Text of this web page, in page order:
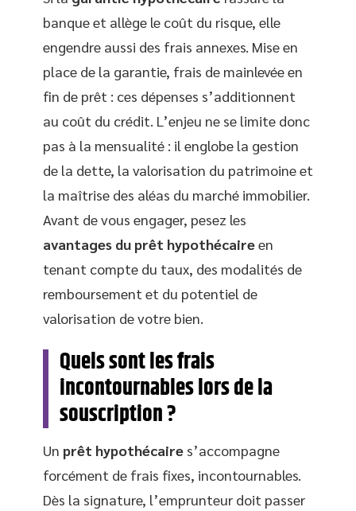
banque et allège le coût du risque, elle
engendre aussi des frais annexes. Mise en
place de la garantie, frais de mainlevée en
fin de prêt : ces dépenses s’additionnent
au coût du crédit. L’enjeu ne se limite donc
pas à la mensualité : il englobe la gestion
de la dette, la valorisation du patrimoine et
la maîtrise des aléas du marché immobilier.
Avant de vous engager, pesez les
avantages du prêt hypothécaireen
tenant compte du taux, des modalités de
remboursement et du potentiel de
valorisation de votre bien.
Quels sont les frais
incontournables lors de la
souscription ?
Un prêt hypothécaire s’accompagne
forcément de frais fixes, incontournables.
Dès la signature, l’emprunteur doit passer